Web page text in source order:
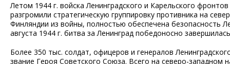
Летом 1944 г. войска Ленинградского и Карельского
разгромили стратегическую группировку противника на
Финляндии из войны, полностью обеспечена безопасность
августа 1944 г. битва за Ленинград победоносно
Более 350 тыс. солдат, офицеров и генералов
звание Героя Советского Союза. Всего на северо-западном